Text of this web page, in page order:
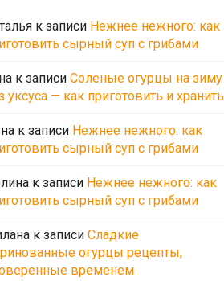
к записи Нежнее нежного: как
сырный суп с грибами
к записи Соленые огурцы на зиму
уксуса — как приготовить и хранить
к записи Нежнее нежного: как
сырный суп с грибами
к записи Нежнее нежного: как
сырный суп с грибами
к записи Сладкие
огурцы рецепты,
временем